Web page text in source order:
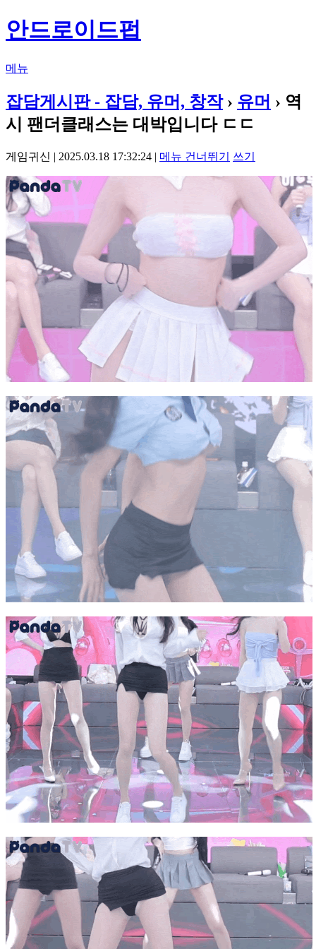
안드로이드펍
메뉴
잡담게시판 - 잡담, 유머, 창작› 유머 › 역
시 팬더클래스는 대박입니다 ㄷㄷ
게임귀신 | 2025.03.18 17:32:24 | 메뉴 건너뛰기 쓰기